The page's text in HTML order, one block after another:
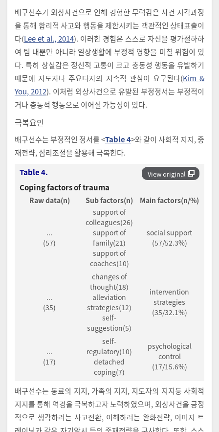
배구선수가 외상사건으로 인해 경험한 무력감은 사건 지각과정
을 통해 합리적 사고와 행동을 제한시키는 객관적인 상태표출이
다(Lee et al., 2014). 이러한 경험은 스스로 자신을 평가절하하
여 팀 내뿐만 아니라 일상생활에 부정적 영향을 미칠 위험이 있
다. 특히 상실감은 정신적 고통이 크고 충동성 행동을 유발하기
때문에 지도자나 주요타자의 지속적 관심이 요구된다(Kim &
You, 2012). 이처럼 외상사건으로 유발된 부정정서는 부정적이
거나 충동적 행동으로 이어질 가능성이 있다.
극복요인
배구선수는 부정적인 정서를 <Table 4>와 같이 사회적 지지, 중
재전략, 심리조절을 활용해 극복한다.
View original
Table 4.
Coping factors of trauma
Raw data(n) Sub factors(n) Main factors(n/%)
...
(57)
support of
colleagues(26)
support of
family(21)
support of
coaches(10)
social support
(57/52.3%)
...
(35)
changes of
thought(18)
alleviation
strategies(12)
self-
suggestion(5)
intervention
strategies
(35/32.1%)
...
(17)
self-
regulatory(10)
detached
coping(7)
psychological
control
(17/15.6%)
배구선수는 동료의 지지, 가족의 지지, 지도자의 지지등 사회적
지지를 통해 역경을 극복하고자 노력하였으며, 외상사건을 긍정
적으로 생각하려는 사고전환, 이해하려는 완화전략, 이미지 트